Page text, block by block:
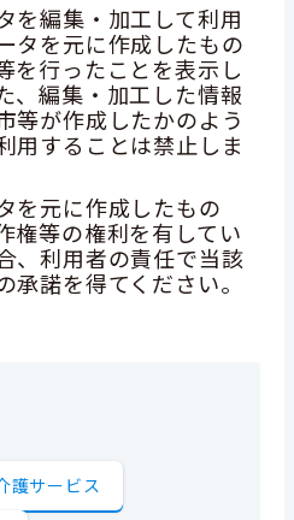
を編集・加工して利用
タを元に作成したもの
を行ったことを表示し
、編集・加工した情報
等が作成したかのよう
用することは禁止しま
を元に作成したもの
権等の権利を有してい
、利用者の責任で当該
承諾を得てください。
護サービス